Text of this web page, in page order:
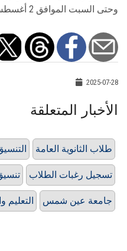
وحتى السبت الموافق 2 أغسطس القادم.
2025-07-28
الأخبار المتعلقة
طلاب الثانوية العامة
تسجيل رغبات الطلاب
التعليم جامعة عين شمس